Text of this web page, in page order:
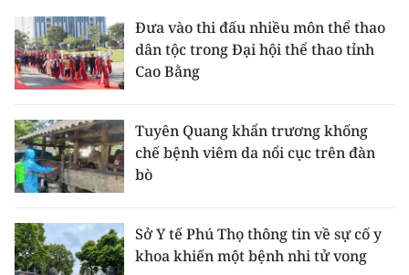
ESPAÑOL
Đưa vào thi đấu nhiều môn thể thao
dân tộc trong Đại hội thể thao tỉnh
Cao Bằng
Tuyên Quang khẩn trương khống
chế bệnh viêm da nổi cục trên đàn
bò
Sở Y tế Phú Thọ thông tin về sự cố y
khoa khiến một bệnh nhi tử vong